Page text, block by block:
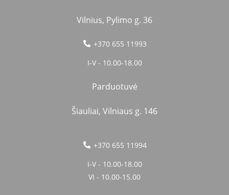
Vilnius, Pylimo g. 36
+370 655 11993
I-V - 10.00-18.00
Parduotuvė
Šiauliai, Vilniaus g. 146
+370 655 11994
I-V - 10.00-18.00
VI - 10.00-15.00